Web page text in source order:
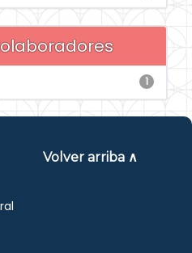
1
Volver arriba ∧